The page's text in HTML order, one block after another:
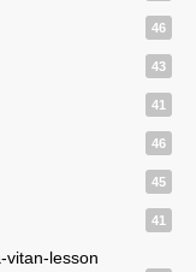
46
43
41
46
45
41
vitan-lesson